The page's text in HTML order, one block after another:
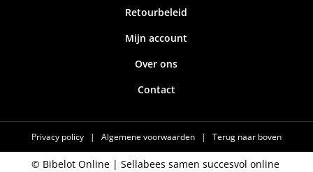
Retourbeleid
Mijn account
Over ons
Contact
Privacy policy | Algemene voorwaarden | Terug naar boven
© Bibelot Online | Sellabees samen succesvol online